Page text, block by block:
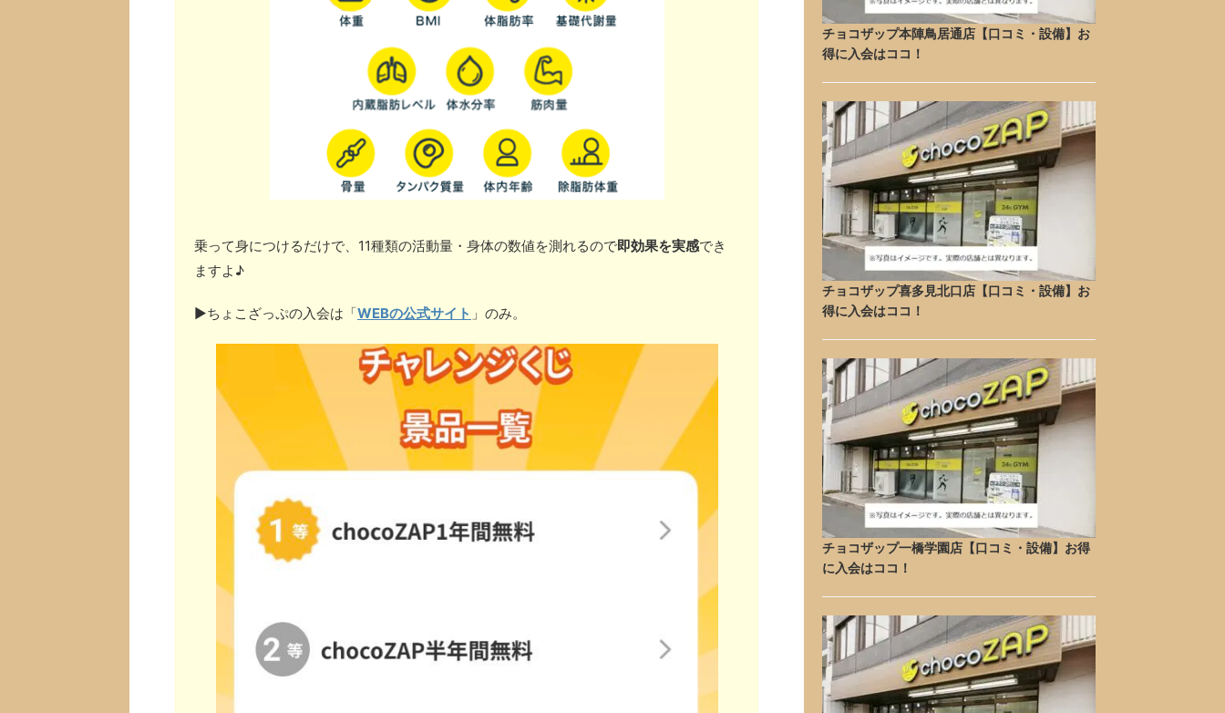
乗って身につけるだけで、11種類の活動量・身体の数値を測れるので即効果を実感でき
ますよ♪
▶︎ちょこざっぷの入会は「WEBの公式サイト 」のみ。
チョコザップ本陣鳥居通店【口コミ・設備】お
得に入会はココ！
チョコザップ喜多見北口店【口コミ・設備】お
得に入会はココ！
チョコザップ一橋学園店【口コミ・設備】お得
に入会はココ！